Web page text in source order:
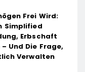
Frei Wird:
Simplified
Erbschaft
Und Die Frage,
Verwalten